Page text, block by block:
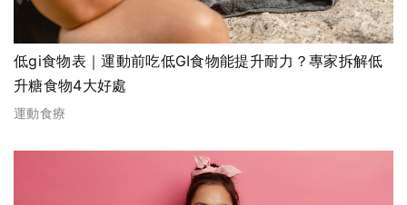
低gi食物表｜運動前吃低GI食物能提升耐力？專家拆解低
升糖食物4大好處
運動食療